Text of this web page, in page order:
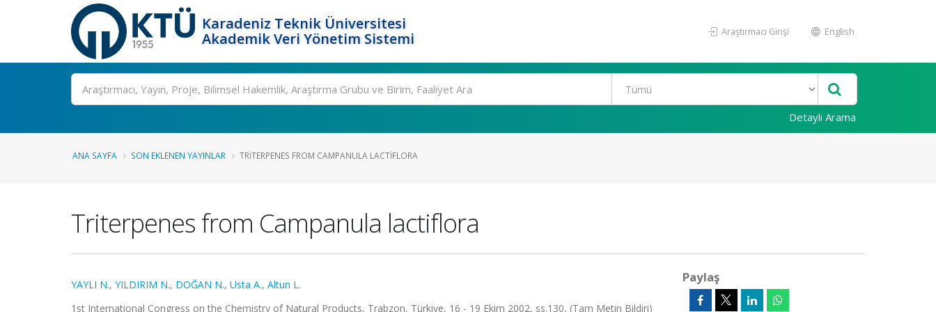
Karadeniz Teknik Üniversitesi
Akademik Veri Yönetim Sistemi
Araştırmacı Girişi English
Ara
Detaylı Arama
ANA SAYFA SON EKLENEN YAYINLAR TRITERPENES FROM CAMPANULA LACTIFLORA
Triterpenes from Campanula lactiflora
YAYLI N., YILDIRIM N., DOĞAN N., Usta A., Altun L.
1st International Congress on the Chemistry of Natural Products, Trabzon, Türkiye, 16 - 19 Ekim 2002, ss.130, (Tam Metin Bildiri)
Paylaş